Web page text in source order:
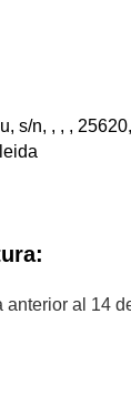
s/n, , , ,
anterior al 14